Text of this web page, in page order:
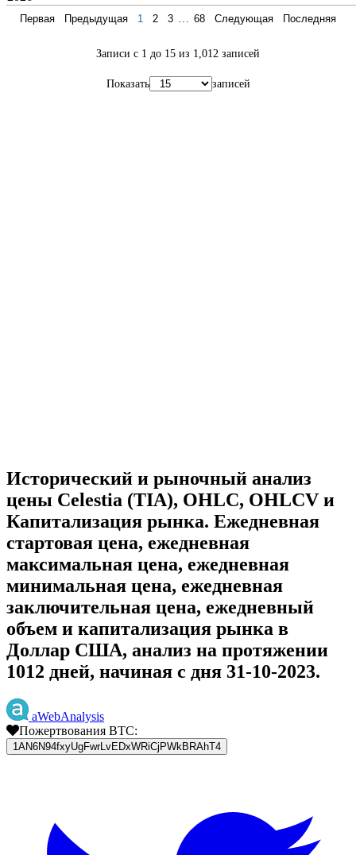
Записи с 1 до 15 из 1,012 записей
Показать записей
Первая Предыдущая 1 2 3 68 Следующая Последняя
Исторический и рыночный анализ
цены Celestia (TIA), OHLC, OHLCV и
Капитализация рынка. Ежедневная
стартовая цена, ежедневная
максимальная цена, ежедневная
минимальная цена, ежедневная
заключительная цена, ежедневный
объем и капитализация рынка в
Доллар США, анализ на протяжении
1012 дней, начиная с дня 31-10-2023.
aWebAnalysis
Пожертвования BTC:
1AN6N94fxyUgFwrLvEDxWRiCjPWkBRAhT4